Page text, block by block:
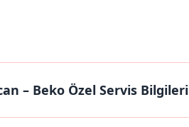
– Beko Özel Servis Bilgileri